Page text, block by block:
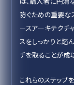
防ぐための重要な
ースアーキテクチ
スをしっかりと踏
チを取ることが成
これらのステップ